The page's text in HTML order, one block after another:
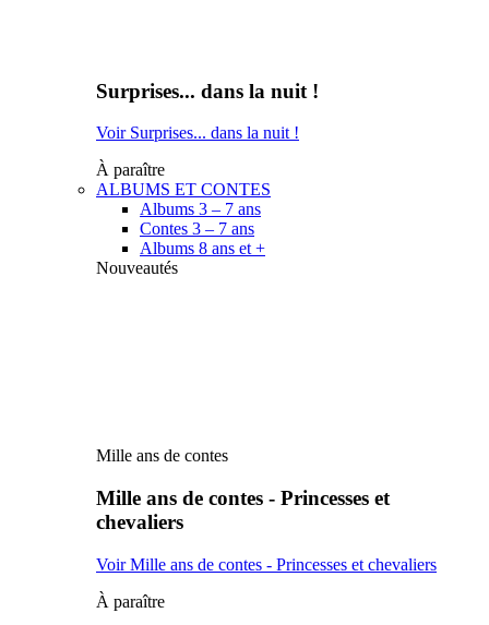
Surprises... dans la nuit !
Voir Surprises... dans la nuit !
À paraître
ALBUMS ET CONTES
Albums 3 – 7 ans
Contes 3 – 7 ans
Albums 8 ans et +
Nouveautés
Mille ans de contes
Mille ans de contes - Princesses et
chevaliers
Voir Mille ans de contes - Princesses et chevaliers
À paraître